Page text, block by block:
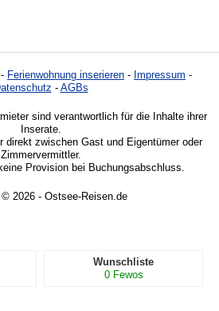
- Ferienwohnung inserieren - Impressum -
- AGBs
sind verantwortlich für die Inhalte ihrer
Inserate.
direkt zwischen Gast und Eigentümer oder
Zimmervermittler.
Provision bei Buchungsabschluss.
2026 - Ostsee-Reisen.de
Wunschliste
0 Fewos